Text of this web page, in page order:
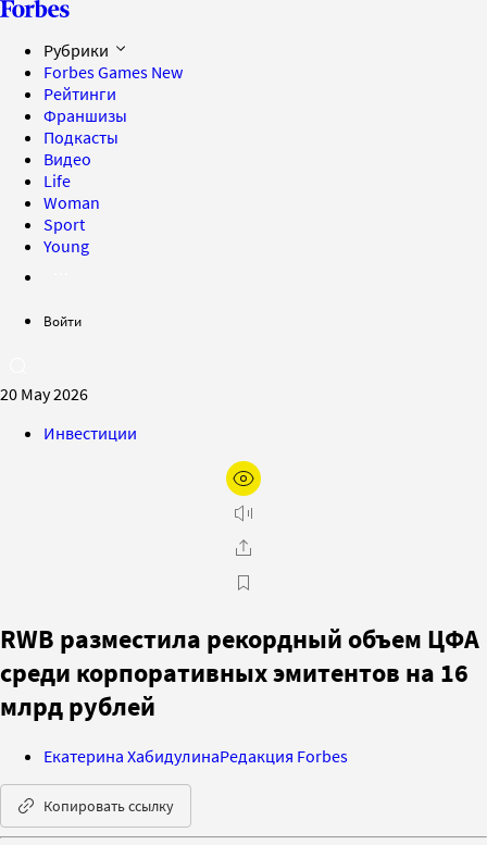
Рубрики
Forbes Games New
Рейтинги
Франшизы
Подкасты
Видео
Life
Woman
Sport
Young
Войти
20 May 2026
Инвестиции
RWB разместила рекордный объем ЦФА
среди корпоративных эмитентов на 16
млрд рублей
Екатерина ХабидулинаРедакция Forbes
Копировать ссылку